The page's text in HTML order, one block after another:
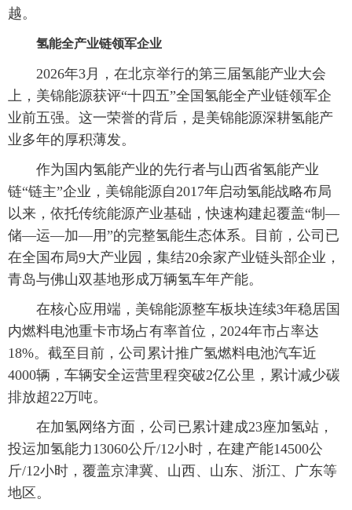
越。
氢能全产业链领军企业
2026年3月，在北京举行的第三届氢能产业大会
上，美锦能源获评“十四五”全国氢能全产业链领军企
业前五强。这一荣誉的背后，是美锦能源深耕氢能产
业多年的厚积薄发。
作为国内氢能产业的先行者与山西省氢能产业
链“链主”企业，美锦能源自2017年启动氢能战略布局
以来，依托传统能源产业基础，快速构建起覆盖“制—
储—运—加—用”的完整氢能生态体系。目前，公司已
在全国布局9大产业园，集结20余家产业链头部企业，
青岛与佛山双基地形成万辆氢车年产能。
在核心应用端，美锦能源整车板块连续3年稳居国
内燃料电池重卡市场占有率首位，2024年市占率达
18%。截至目前，公司累计推广氢燃料电池汽车近
4000辆，车辆安全运营里程突破2亿公里，累计减少碳
排放超22万吨。
在加氢网络方面，公司已累计建成23座加氢站，
投运加氢能力13060公斤/12小时，在建产能14500公
斤/12小时，覆盖京津冀、山西、山东、浙江、广东等
地区。